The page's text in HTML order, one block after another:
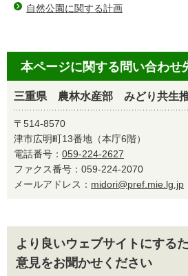
自然公園に関する計画
本ページに関する問い合わせ
三重県 農林水産部 みどり共生
〒514-8570
津市広明町13番地（本庁6階）
電話番号： 059-224-2627
ファクス番号：059-224-2070
メールアドレス： midori@pref.mie.lg.jp
より良いウェブサイトにする
意見をお聞かせください